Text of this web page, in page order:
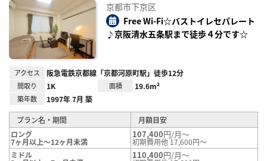
録
京都市下京区
Free Wi-Fi☆バストイレセパレート
♪京阪清水五条駅まで徒歩４分です☆
アクセス 阪急電鉄京都線「京都河原町駅」徒歩12分
間取り 1K 面積 19.6m²
築年数 1997年 7月 築
プラン名・期間
月額目安
ロング
7ヶ月以上～12ヶ月未満
107,400円/月～
初期費用他 17,600円～
ミドル
110,400円/月～